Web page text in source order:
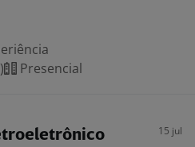
Presencial
15 jul